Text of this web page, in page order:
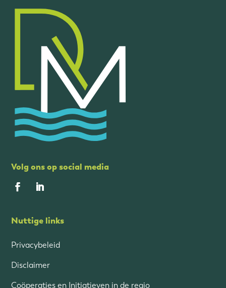
Volg ons op social media
Nuttige links
Privacybeleid
Disclaimer
Coöperaties en Initiatieven in de regio